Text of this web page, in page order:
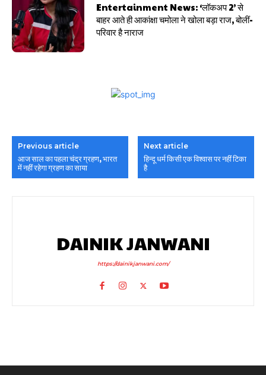
Entertainment News: ‘लॉकअप 2’ से
बाहर आते ही आकांक्षा चमोला ने खोला बड़ा राज, बोलीं-
परिवार है नाराज
Previous article
आज साल का पहला चंद्र ग्रहण, भारत
में नहीं रहेगा ग्रहण का साया
Next article
हिन्दू धर्म किसी एक विश्वास पर नहीं टिका
है
DAINIK JANWANI
https://dainikjanwani.com/